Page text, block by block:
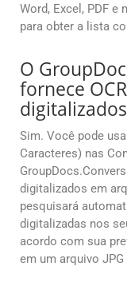
Word, Excel, PDF
para obter a lista
O
fornece
Sim. Você pode
Caracteres) nas
digitalizados em
pesquisará
digitalizadas nos
acordo com sua
em um arquivo